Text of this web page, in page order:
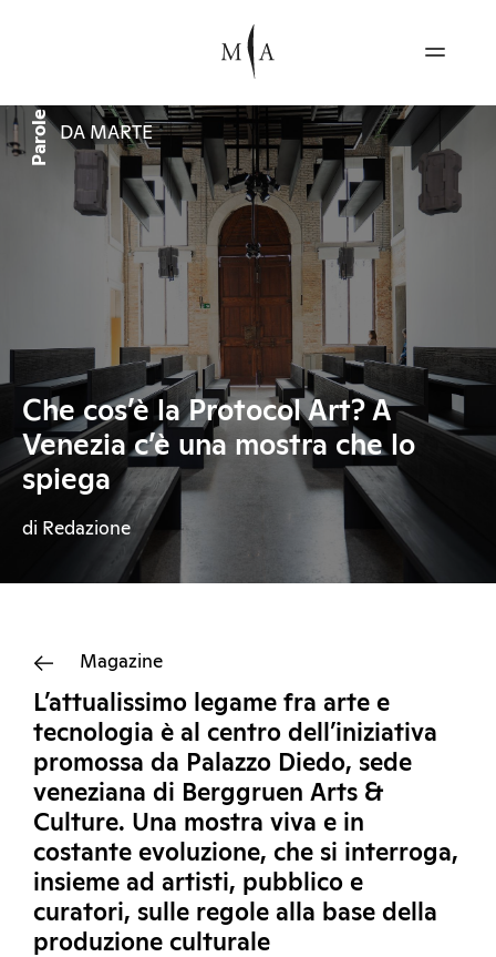
Parole DA MARTE
Che cos’è la Protocol Art? A
Venezia c’è una mostra che lo
spiega
di Redazione
Magazine
L’attualissimo legame fra arte e
tecnologia è al centro dell’iniziativa
promossa da Palazzo Diedo, sede
veneziana di Berggruen Arts &
Culture. Una mostra viva e in
costante evoluzione, che si interroga,
insieme ad artisti, pubblico e
curatori, sulle regole alla base della
produzione culturale